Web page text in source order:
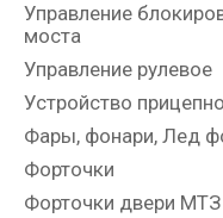
Управление
моста
Управление рулевое
Устройство
Фары, фонари, Лед
Форточки
Форточки двери